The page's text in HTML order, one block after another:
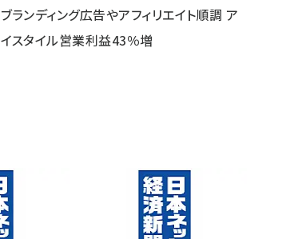
ブランディング広告やアフィリエイト順調 ア
イスタイル営業利益43％増